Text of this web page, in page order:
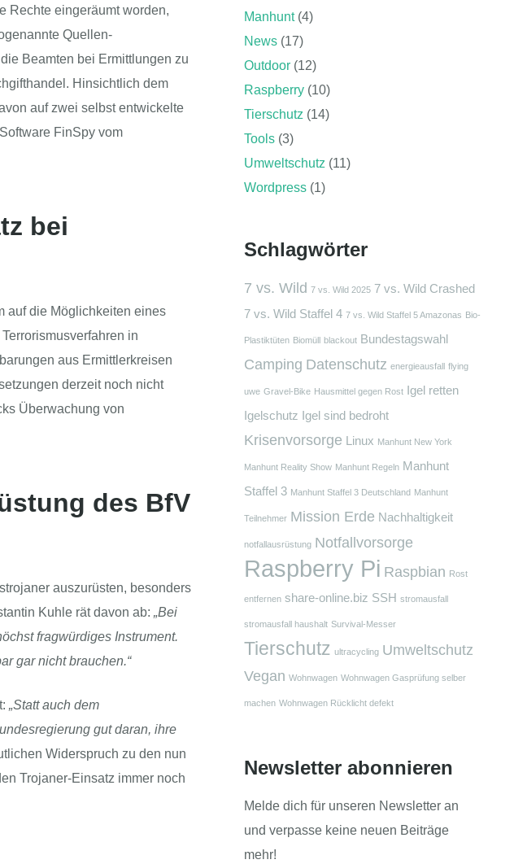
Rechte eingeräumt worden,
Quellen-
Beamten bei Ermittlungen zu
Hinsichtlich dem
auf zwei selbst entwickelte
FinSpy vom
bei
auf die Möglichkeiten eines
in
aus Ermittlerkreisen
derzeit noch nicht
Überwachung von
des BfV
auszurüsten, besonders
Kuhle rät davon ab: „Bei
fragwürdiges Instrument.
gar nicht brauchen.“
„Statt auch dem
gut daran, ihre
Widerspruch zu den nun
Trojaner-Einsatz immer noch
Manhunt(4)
News (17)
Outdoor (12)
Raspberry (10)
Tierschutz (14)
Tools (3)
Umweltschutz (11)
Wordpress (1)
Schlagwörter
7 vs. Wild 7 vs. Wild 2025 7 vs. Wild Crashed
7 vs. Wild Staffel 4 7 vs. Wild Staffel 5 Amazonas Bio-
Plastiktüten Biomüll blackout Bundestagswahl
Camping Datenschutz energieausfall flying
uwe Gravel-Bike Hausmittel gegen Rost
Igel retten
Igelschutz Igel sind bedroht
Krisenvorsorge Linux Manhunt New York
Manhunt Reality Show Manhunt Regeln Manhunt
Staffel 3 Manhunt Staffel 3 Deutschland Manhunt
Teilnehmer Mission Erde Nachhaltigkeit
notfallausrüstung Notfallvorsorge
Raspberry Pi Raspbian Rost
entfernen share-online.biz SSH stromausfall
stromausfall haushalt Survival-Messer
Tierschutz ultracycling Umweltschutz
Vegan Wohnwagen Wohnwagen Gasprüfung selber
machen Wohnwagen Rücklicht defekt
Newsletter abonnieren
Melde dich für unseren Newsletter an
und verpasse keine neuen Beiträge
mehr!